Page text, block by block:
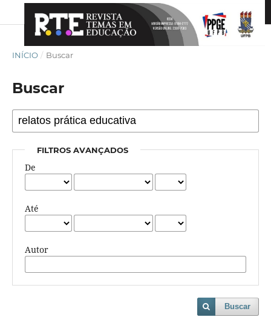
INÍCIO / Buscar
Buscar
FILTROS AVANÇADOS
De
Até
Autor
Buscar